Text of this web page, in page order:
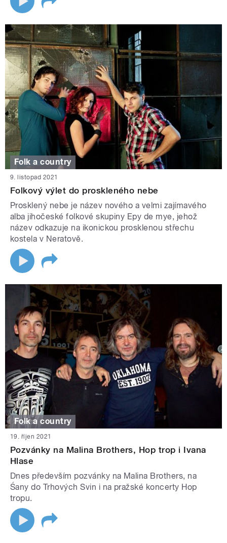
Folk a country
9. listopad 2021
Folkový výlet do proskleného nebe
Prosklený nebe je název nového a velmi zajímavého
alba jihočeské folkové skupiny Epy de mye, jehož
název odkazuje na ikonickou prosklenou střechu
kostela v Neratově.
Folk a country
19. říjen 2021
Pozvánky na Malina Brothers, Hop trop i Ivana
Hlase
Dnes především pozvánky na Malina Brothers, na
Śany do Trhových Svin i na pražské koncerty Hop
tropu.